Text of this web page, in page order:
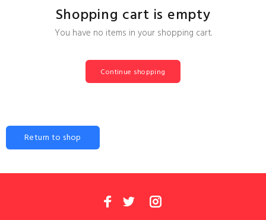
Shopping cart is empty
You have no items in your shopping cart.
Continue shopping
Return to shop